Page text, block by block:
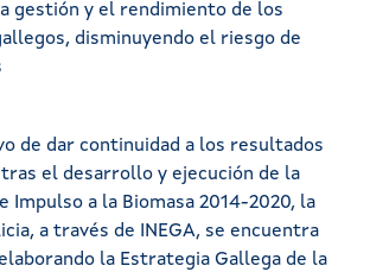
gestión y el rendimiento de los
disminuyendo el riesgo de
de dar continuidad a los resultados
el desarrollo y ejecución de la
Impulso a la Biomasa 2014-2020, la
a través de INEGA, se encuentra
la Estrategia Gallega de la